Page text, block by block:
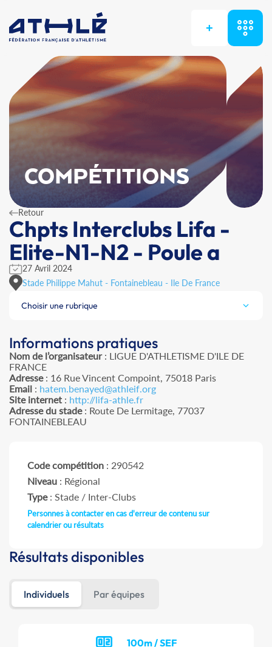
+
COMPÉTITIONS
Retour
Chpts Interclubs Lifa -
Elite-N1-N2 - Poule a
27 Avril 2024
Stade Philippe Mahut - Fontainebleau - Ile De France
Choisir une rubrique
Informations pratiques
Nom de l’organisateur: LIGUE D'ATHLETISME D'ILE DE
FRANCE
Adresse: 16 Rue Vincent Compoint, 75018 Paris
Email : hatem.benayed@athleif.org
Site internet : http://lifa-athle.fr
Adresse du stade: Route De Lermitage, 77037
FONTAINEBLEAU
Code compétition : 290542
Niveau : Régional
Type: Stade / Inter-Clubs
Personnes à contacter en cas d'erreur de contenu sur
calendrier ou résultats
Résultats disponibles
Individuels Par équipes
100m / SEF